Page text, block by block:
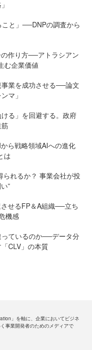
と」──DNPの調査から
作り方──アトラシアン
む企業価値
業を成功させる──論文
マ」
る」を回避する。政府
ら戦略領域AIへの進化
は
られるか？ 事業会社が投
”
せるFP＆A組織──立ち
機感
ているのか──データ分
CLV」の本質
」を軸に、企業においてビジネ
事業開発者のためのメディアで